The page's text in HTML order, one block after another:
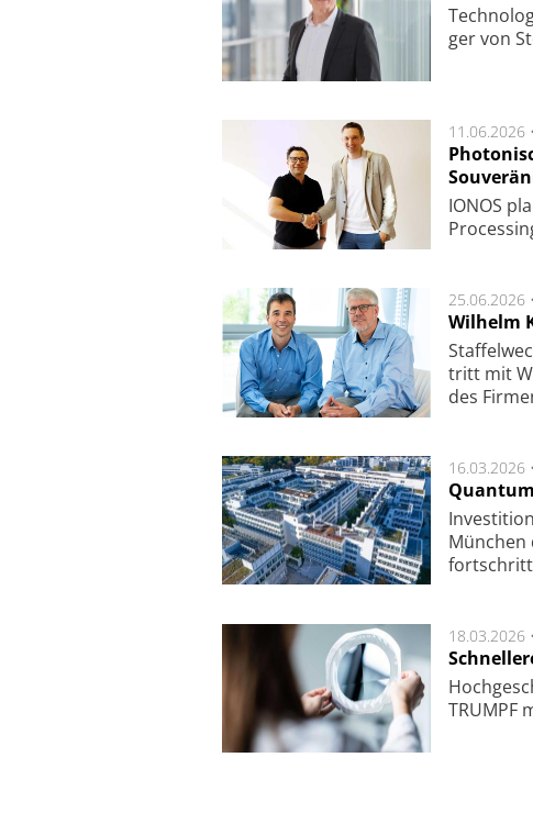
ger von
11.06.2026 •
IONOS
25.06.2026 •
Wilhelm
tritt mit
des
16.03.2026 •
Mün­chen
18.03.2026 •
TRUMPF